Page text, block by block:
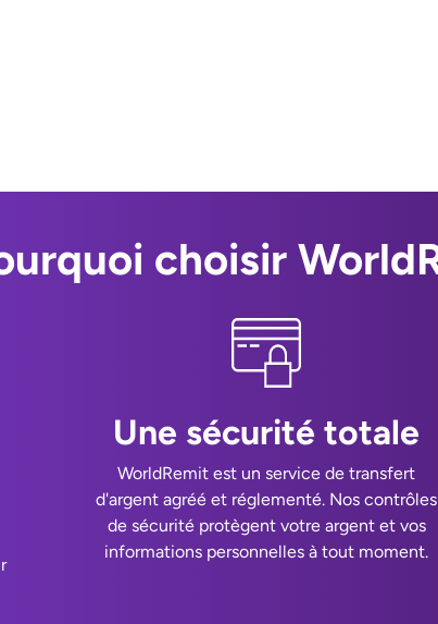
choisir
Une sécurité totale
WorldRemit est un service de transfert
d'argent agréé et réglementé. Nos contrôles
de sécurité protègent votre argent et vos
informations personnelles à tout moment.